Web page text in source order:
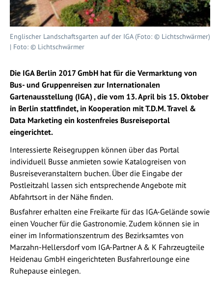
Englischer Landschaftsgarten auf der IGA (Foto: © Lichtschwärmer)
| Foto: © Lichtschwärmer
Die IGA Berlin 2017 GmbH hat für die Vermarktung von
Bus- und Gruppenreisen zur Internationalen
Gartenausstellung (IGA) , die vom 13. April bis 15. Oktober
in Berlin stattfindet, in Kooperation mit T.D.M. Travel &
Data Marketing ein kostenfreies Busreiseportal
eingerichtet.
Interessierte Reisegruppen können über das Portal
individuell Busse anmieten sowie Katalogreisen von
Busreiseveranstaltern buchen. Über die Eingabe der
Postleitzahl lassen sich entsprechende Angebote mit
Abfahrtsort in der Nähe finden.
Busfahrer erhalten eine Freikarte für das IGA-Gelände sowie
einen Voucher für die Gastronomie. Zudem können sie in
einer im Informationszentrum des Bezirksamtes von
Marzahn-Hellersdorf vom IGA-Partner A & K Fahrzeugteile
Heidenau GmbH eingerichteten Busfahrerlounge eine
Ruhepause einlegen.